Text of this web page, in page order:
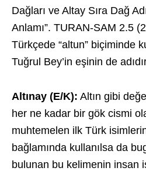
Dağları ve Altay Sıra Dağ
Anlamı”. TURAN-SAM 2.5
Türkçede “altun” biçiminde
Tuğrul Bey’in eşinin de
Altınay (E/K): Altın gibi
her ne kadar bir gök cismi
muhtemelen ilk Türk
bağlamında kullanılsa da
bulunan bu kelimenin insan